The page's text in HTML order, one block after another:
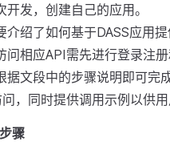
开发，创建自己的应用。
介绍了如何基于DASS应用
问相应API需先进行登录注
据文段中的步骤说明即可完
，同时提供调用示例以供用
骤